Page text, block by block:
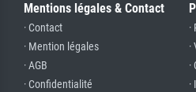
Mentions légales & Contact
· Contact
· Mention légales
· AGB
· Confidentialité